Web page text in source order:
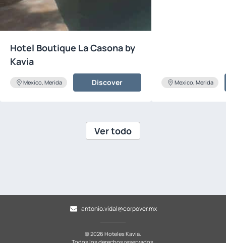
Hotel Boutique La Casona by
Kavia
Mexico, Merida Discover Mexico, Merida
Ver todo
antonio.vidal@corpover.mx
© 2026 Hoteles Kavia.
Todos los derechos reservados.